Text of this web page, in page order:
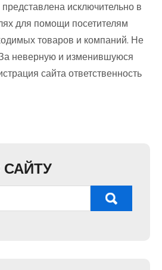
исключительно в
для помощи посетителям
товаров и компаний. Не
неверную и изменившуюся
сайта ответственность